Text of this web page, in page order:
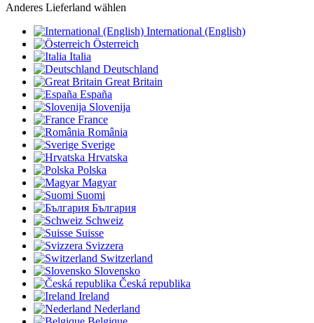
Anderes Lieferland wählen
International (English)
Österreich
Italia
Deutschland
Great Britain
España
Slovenija
France
România
Sverige
Hrvatska
Polska
Magyar
Suomi
България
Schweiz
Suisse
Svizzera
Switzerland
Slovensko
Česká republika
Ireland
Nederland